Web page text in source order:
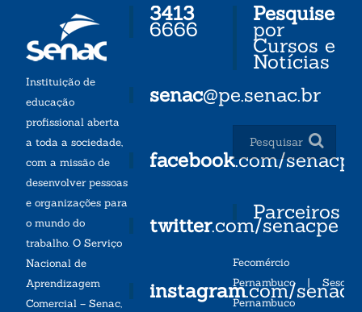
Instituição de
educação
profissional aberta
a toda a sociedade,
com a missão de
desenvolver pessoas
e organizações para
o mundo do
trabalho. O Serviço
Nacional de
Aprendizagem
Comercial – Senac,
3413
6666
senac@pe.senac.br
facebook.com/senacpe
twitter.com/senacpe
instagram.com/
Pesquise
por
Cursos e
Notícias
Parceiros
Fecomércio
Pernambuco| Sesc
Pernambuco